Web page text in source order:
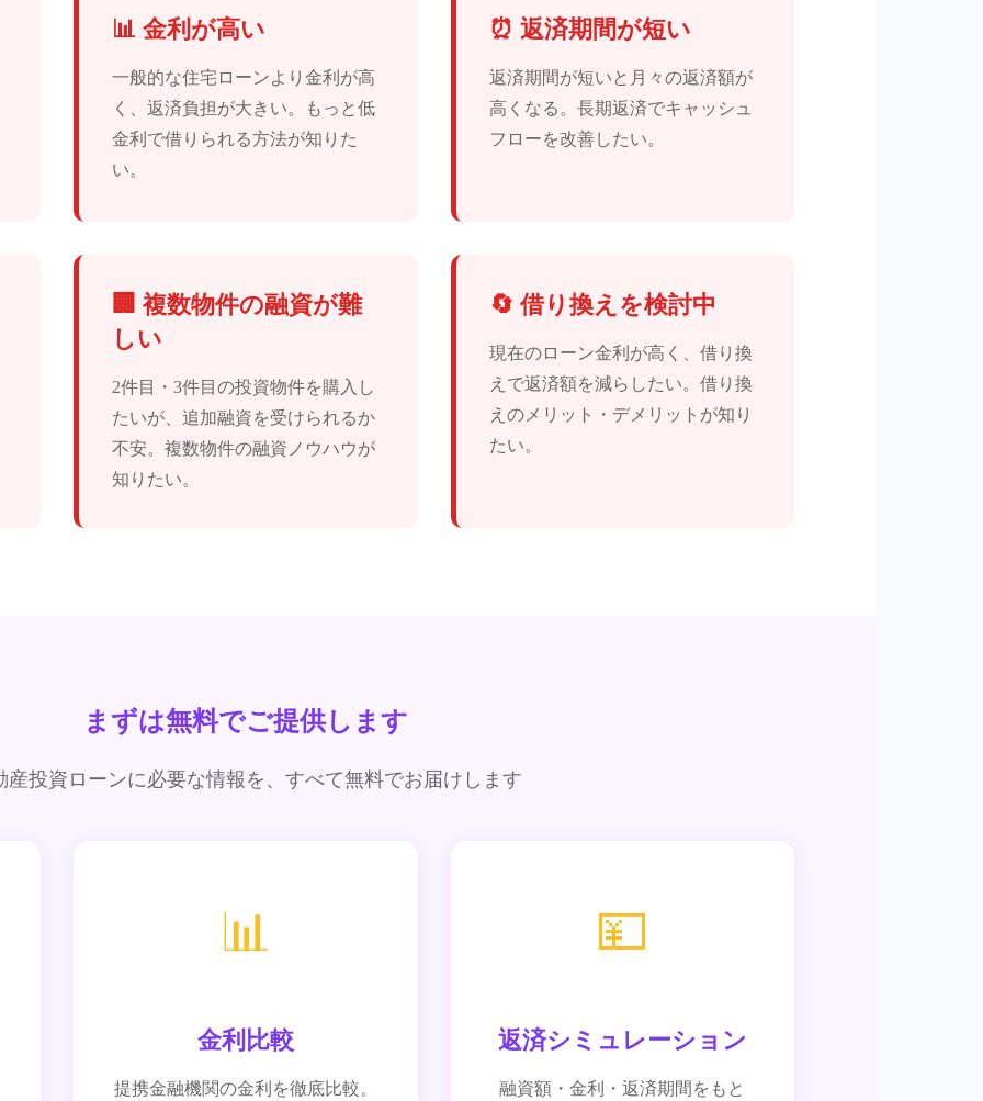
📊 金利が高い
一般的な住宅ローンより金利が高
く、返済負担が大きい。もっと低
金利で借りられる方法が知りた
い。
⏰ 返済期間が短い
返済期間が短いと月々の返済額が
高くなる。長期返済でキャッシュ
フローを改善したい。
🏢 複数物件の融資が難
しい
2件目・3件目の投資物件を購入し
たいが、追加融資を受けられるか
不安。複数物件の融資ノウハウが
知りたい。
🔄 借り換えを検討中
現在のローン金利が高く、借り換
えで返済額を減らしたい。借り換
えのメリット・デメリットが知り
たい。
まずは無料でご提供します
産投資ローンに必要な情報を、すべて無料でお届けします
📊
金利比較
提携金融機関の金利を徹底比較。
💴
返済シミュレーション
融資額・金利・返済期間をもと